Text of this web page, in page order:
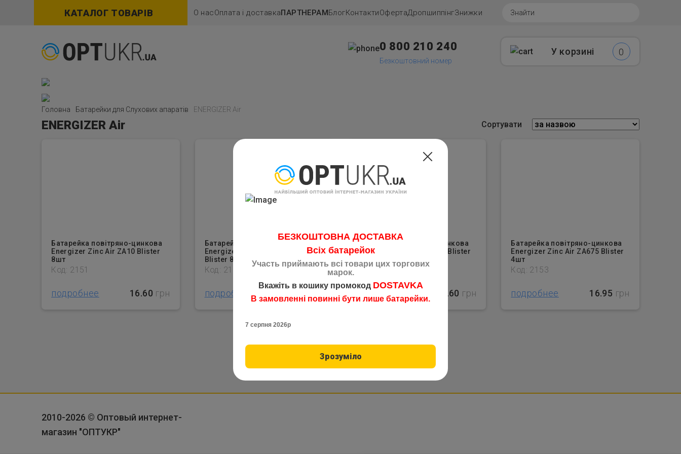
КАТАЛОГ ТОВАРІВ О насОплата і доставкаПАРТНЕРАМБлогКонтактиОфертаДропшиппiнгЗнижки
0 800 210 240
Безкоштовний номер
У корзині 0
Головна Батарейки для Слухових апаратів ENERGIZER Air
ENERGIZER Air Сортувати
Батарейка повітряно-цинкова
Energizer Zinc Air ZA10 Blister
8шт
Код: 2151
подробнее 16.60 грн
Батарейка повітряно-цинкова
Energizer Zinc Air ZA13 PR48
Blister 8шт
Код: 2154
подробнее 16.60
Батарейка повітряно-цинкова
Energizer Zinc Air ZA312 Blister
Код: 2152
подробнее 16.60 грн
Батарейка повітряно-цинкова
Energizer Zinc Air ZA675 Blister
4шт
Код: 2153
подробнее 16.95 грн
2010-2026 © Оптовый интернет-
магазин "ОПТУКР"
БЕЗКОШТОВНА ДОСТАВКА
Всіх батарейок
Участь приймають всі товари цих торгових
марок.
Вкажіть в кошику промокод DOSTAVKA
В замовленні повинні бути лише батарейки.
7 серпня 2026р
Зрозуміло